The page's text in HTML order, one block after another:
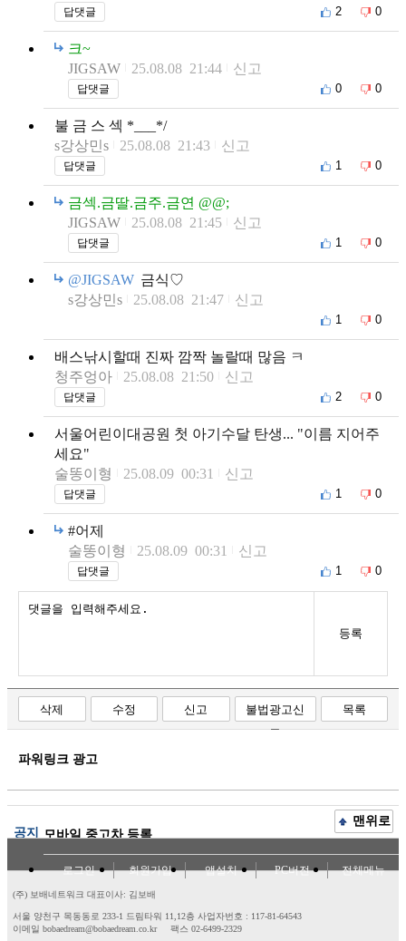
답댓글 2 0
크~
JIGSAW
25.08.08 21:44 신고
답댓글 0 0
불 금 스 섹 *___*/
s강상민s
25.08.08 21:43 신고
답댓글 1 0
금섹.금딸.금주.금연 @@;
JIGSAW
25.08.08 21:45 신고
답댓글 1 0
@JIGSAW 금식♡
s강상민s
25.08.08 21:47 신고
1 0
배스낚시할때 진짜 깜짝 놀랄때 많음 ㅋ
청주엉아
25.08.08 21:50 신고
답댓글 2 0
서울어린이대공원 첫 아기수달 탄생... "이름 지어주
세요"
술똥이형
25.08.09 00:31 신고
답댓글 1 0
#어제
술똥이형
25.08.09 00:31 신고
답댓글 1 0
등록
삭제 수정 신고
불법광고신
고
목록
파워링크 광고
공지 모바일 중고차 등록
맨위로
로그인 회원가입 앱설치 PC버전 전체메뉴
(주) 보배네트워크 대표이사: 김보배
서울 양천구 목동동로 233-1 드림타워 11,12층 사업자번호 : 117-81-64543
이메일 bobaedream@bobaedream.co.kr
팩스 02-6499-2329